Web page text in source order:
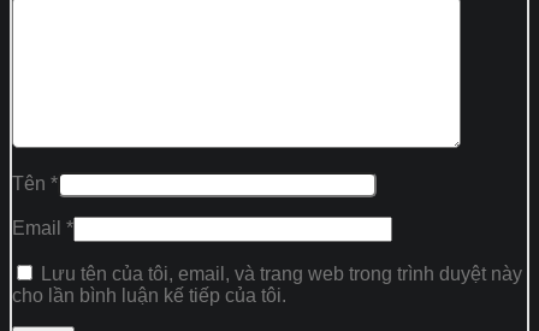
Tên *
Email *
Lưu tên của tôi, email, và trang web trong trình duyệt này
cho lần bình luận kế tiếp của tôi.